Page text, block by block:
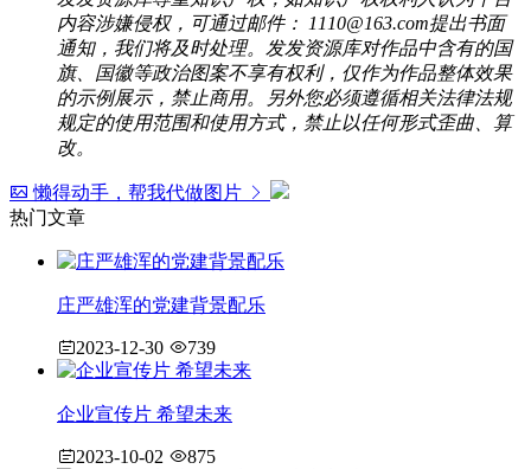
内容涉嫌侵权，可通过邮件： 1110@163.com提出书面
通知，我们将及时处理。发发资源库对作品中含有的国
旗、国徽等政治图案不享有权利，仅作为作品整体效果
的示例展示，禁止商用。另外您必须遵循相关法律法规
规定的使用范围和使用方式，禁止以任何形式歪曲、算
改。
懒得动手，帮我代做图片
热门文章
庄严雄浑的党建背景配乐
2023-12-30 739
企业宣传片 希望未来
2023-10-02 875